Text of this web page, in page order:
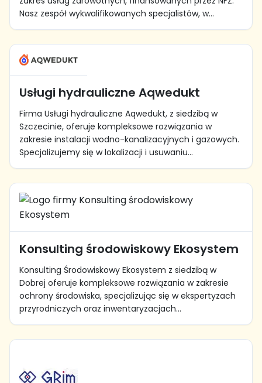
Nasz zespół wykwalifikowanych specjalistów, w...
Usługi hydrauliczne Aqwedukt
Firma Usługi hydrauliczne Aqwedukt, z siedzibą w
Szczecinie, oferuje kompleksowe rozwiązania w
zakresie instalacji wodno-kanalizacyjnych i gazowych.
Specjalizujemy się w lokalizacji i usuwaniu...
Konsulting środowiskowy Ekosystem
Konsulting Środowiskowy Ekosystem z siedzibą w
Dobrej oferuje kompleksowe rozwiązania w zakresie
ochrony środowiska, specjalizując się w ekspertyzach
przyrodniczych oraz inwentaryzacjach...